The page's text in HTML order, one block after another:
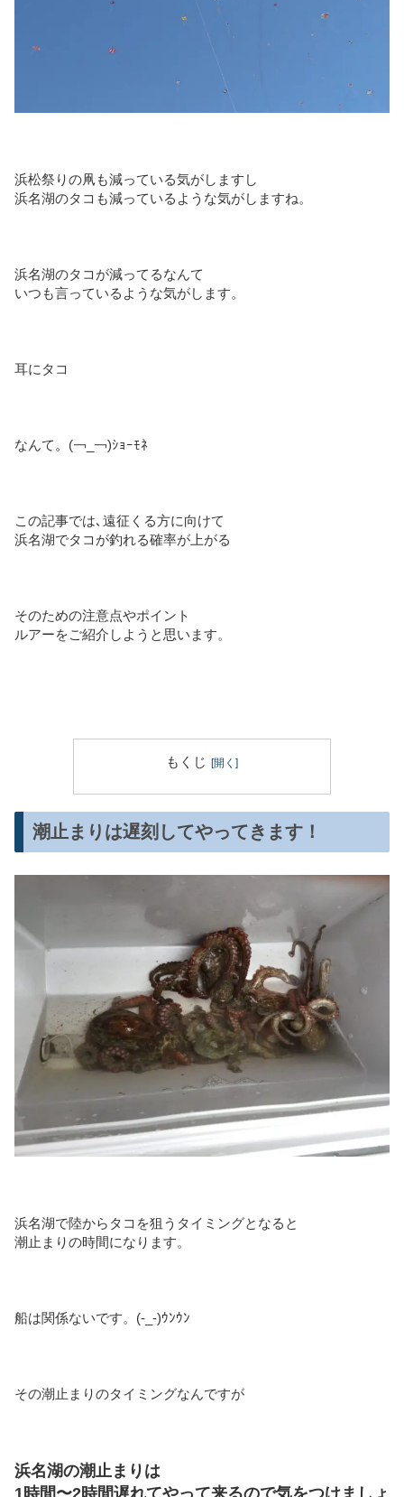
浜松祭りの凧も減っている気がしますし
浜名湖のタコも減っているような気がしますね。
浜名湖のタコが減ってるなんて
いつも言っているような気がします。
耳にタコ
なんて。(￢_￢)ｼｮｰﾓﾈ
この記事では､遠征くる方に向けて
浜名湖でタコが釣れる確率が上がる
そのための注意点やポイント
ルアーをご紹介しようと思います。
もくじ
潮止まりは遅刻してやってきます！
浜名湖で陸からタコを狙うタイミングとなると
潮止まりの時間になります。
船は関係ないです。(-_-)ｳﾝｳﾝ
その潮止まりのタイミングなんですが
浜名湖の潮止まりは